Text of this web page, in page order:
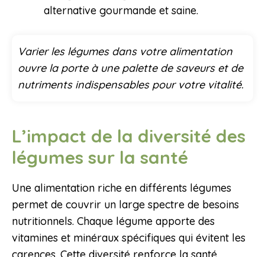
alternative gourmande et saine.
Varier les légumes dans votre alimentation
ouvre la porte à une palette de saveurs et de
nutriments indispensables pour votre vitalité.
L’impact de la diversité des
légumes sur la santé
Une alimentation riche en différents légumes
permet de couvrir un large spectre de besoins
nutritionnels. Chaque légume apporte des
vitamines et minéraux spécifiques qui évitent les